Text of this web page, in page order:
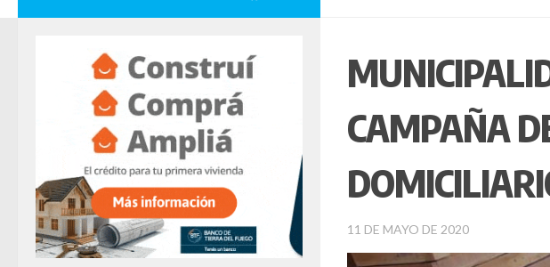
CAMPAÑA
11 DE MAYO DE 2020